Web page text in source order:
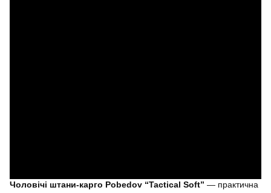
Чоловічі штани-карго Pobedov “Tactical Soft” — практична